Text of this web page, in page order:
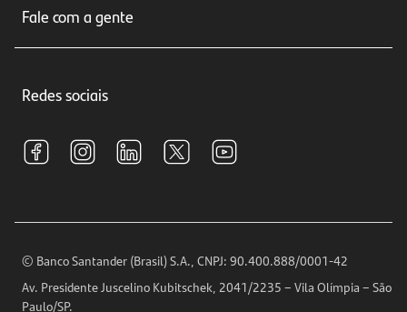
Seguros
Crédito e Financiamentos
Investimentos
Relações com Investidores
Fale com a gente
Central de Renegociação
S.A.C
Encontre nossas agências
Horários de Atendimento
Telefones
Redes sociais
© Banco Santander (Brasil) S.A., CNPJ: 90.400.888/0001-42
Av. Presidente Juscelino Kubitschek, 2041/2235 – Vila Olímpia – São
Paulo/SP.